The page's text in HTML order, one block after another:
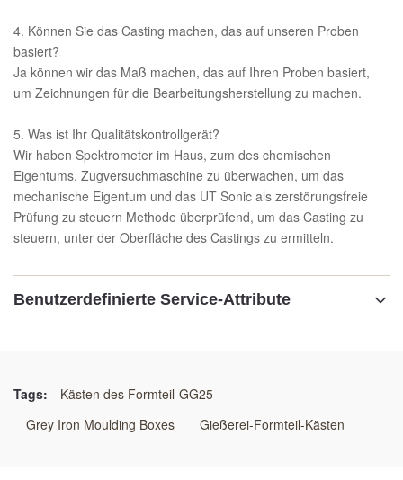
4. Können Sie das Casting machen, das auf unseren Proben
basiert?
Ja können wir das Maß machen, das auf Ihren Proben basiert,
um Zeichnungen für die Bearbeitungsherstellung zu machen.
5. Was ist Ihr Qualitätskontrollgerät?
Wir haben Spektrometer im Haus, zum des chemischen
Eigentums, Zugversuchmaschine zu überwachen, um das
mechanische Eigentum und das UT Sonic als zerstörungsfreie
Prüfung zu steuern Methode überprüfend, um das Casting zu
steuern, unter der Oberfläche des Castings zu ermitteln.
Benutzerdefinierte Service-Attribute
Beschreibung:
Tags:
Kästen des Formteil-GG25
Grey Iron Moulding Boxes
Gießerei-Formteil-Kästen